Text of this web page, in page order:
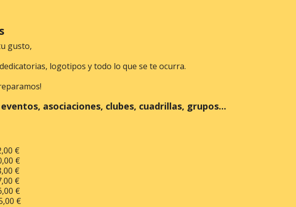
gusto,
logotipos y todo lo que se te ocurra.
asociaciones, clubes, cuadrillas, grupos...
€
€
€
€
€
€